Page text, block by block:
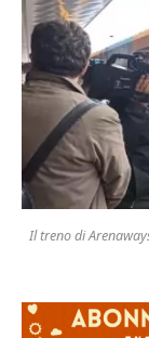
Il treno di